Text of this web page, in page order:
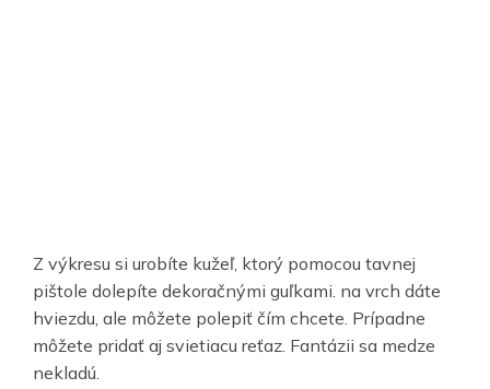
Z výkresu si urobíte kužeľ, ktorý pomocou tavnej
pištole dolepíte dekoračnými guľkami. na vrch dáte
hviezdu, ale môžete polepiť čím chcete. Prípadne
môžete pridať aj svietiacu reťaz. Fantázii sa medze
nekladú.